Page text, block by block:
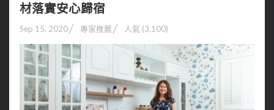
材落實安心歸宿
Sep 15, 2020 專家推薦 人氣 (3,100)